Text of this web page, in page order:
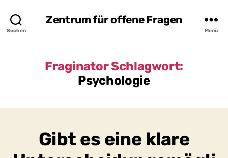
Suchen
Zentrum für offene Fragen
Menü
Fraginator Schlagwort:
Psychologie
Gibt es eine klare